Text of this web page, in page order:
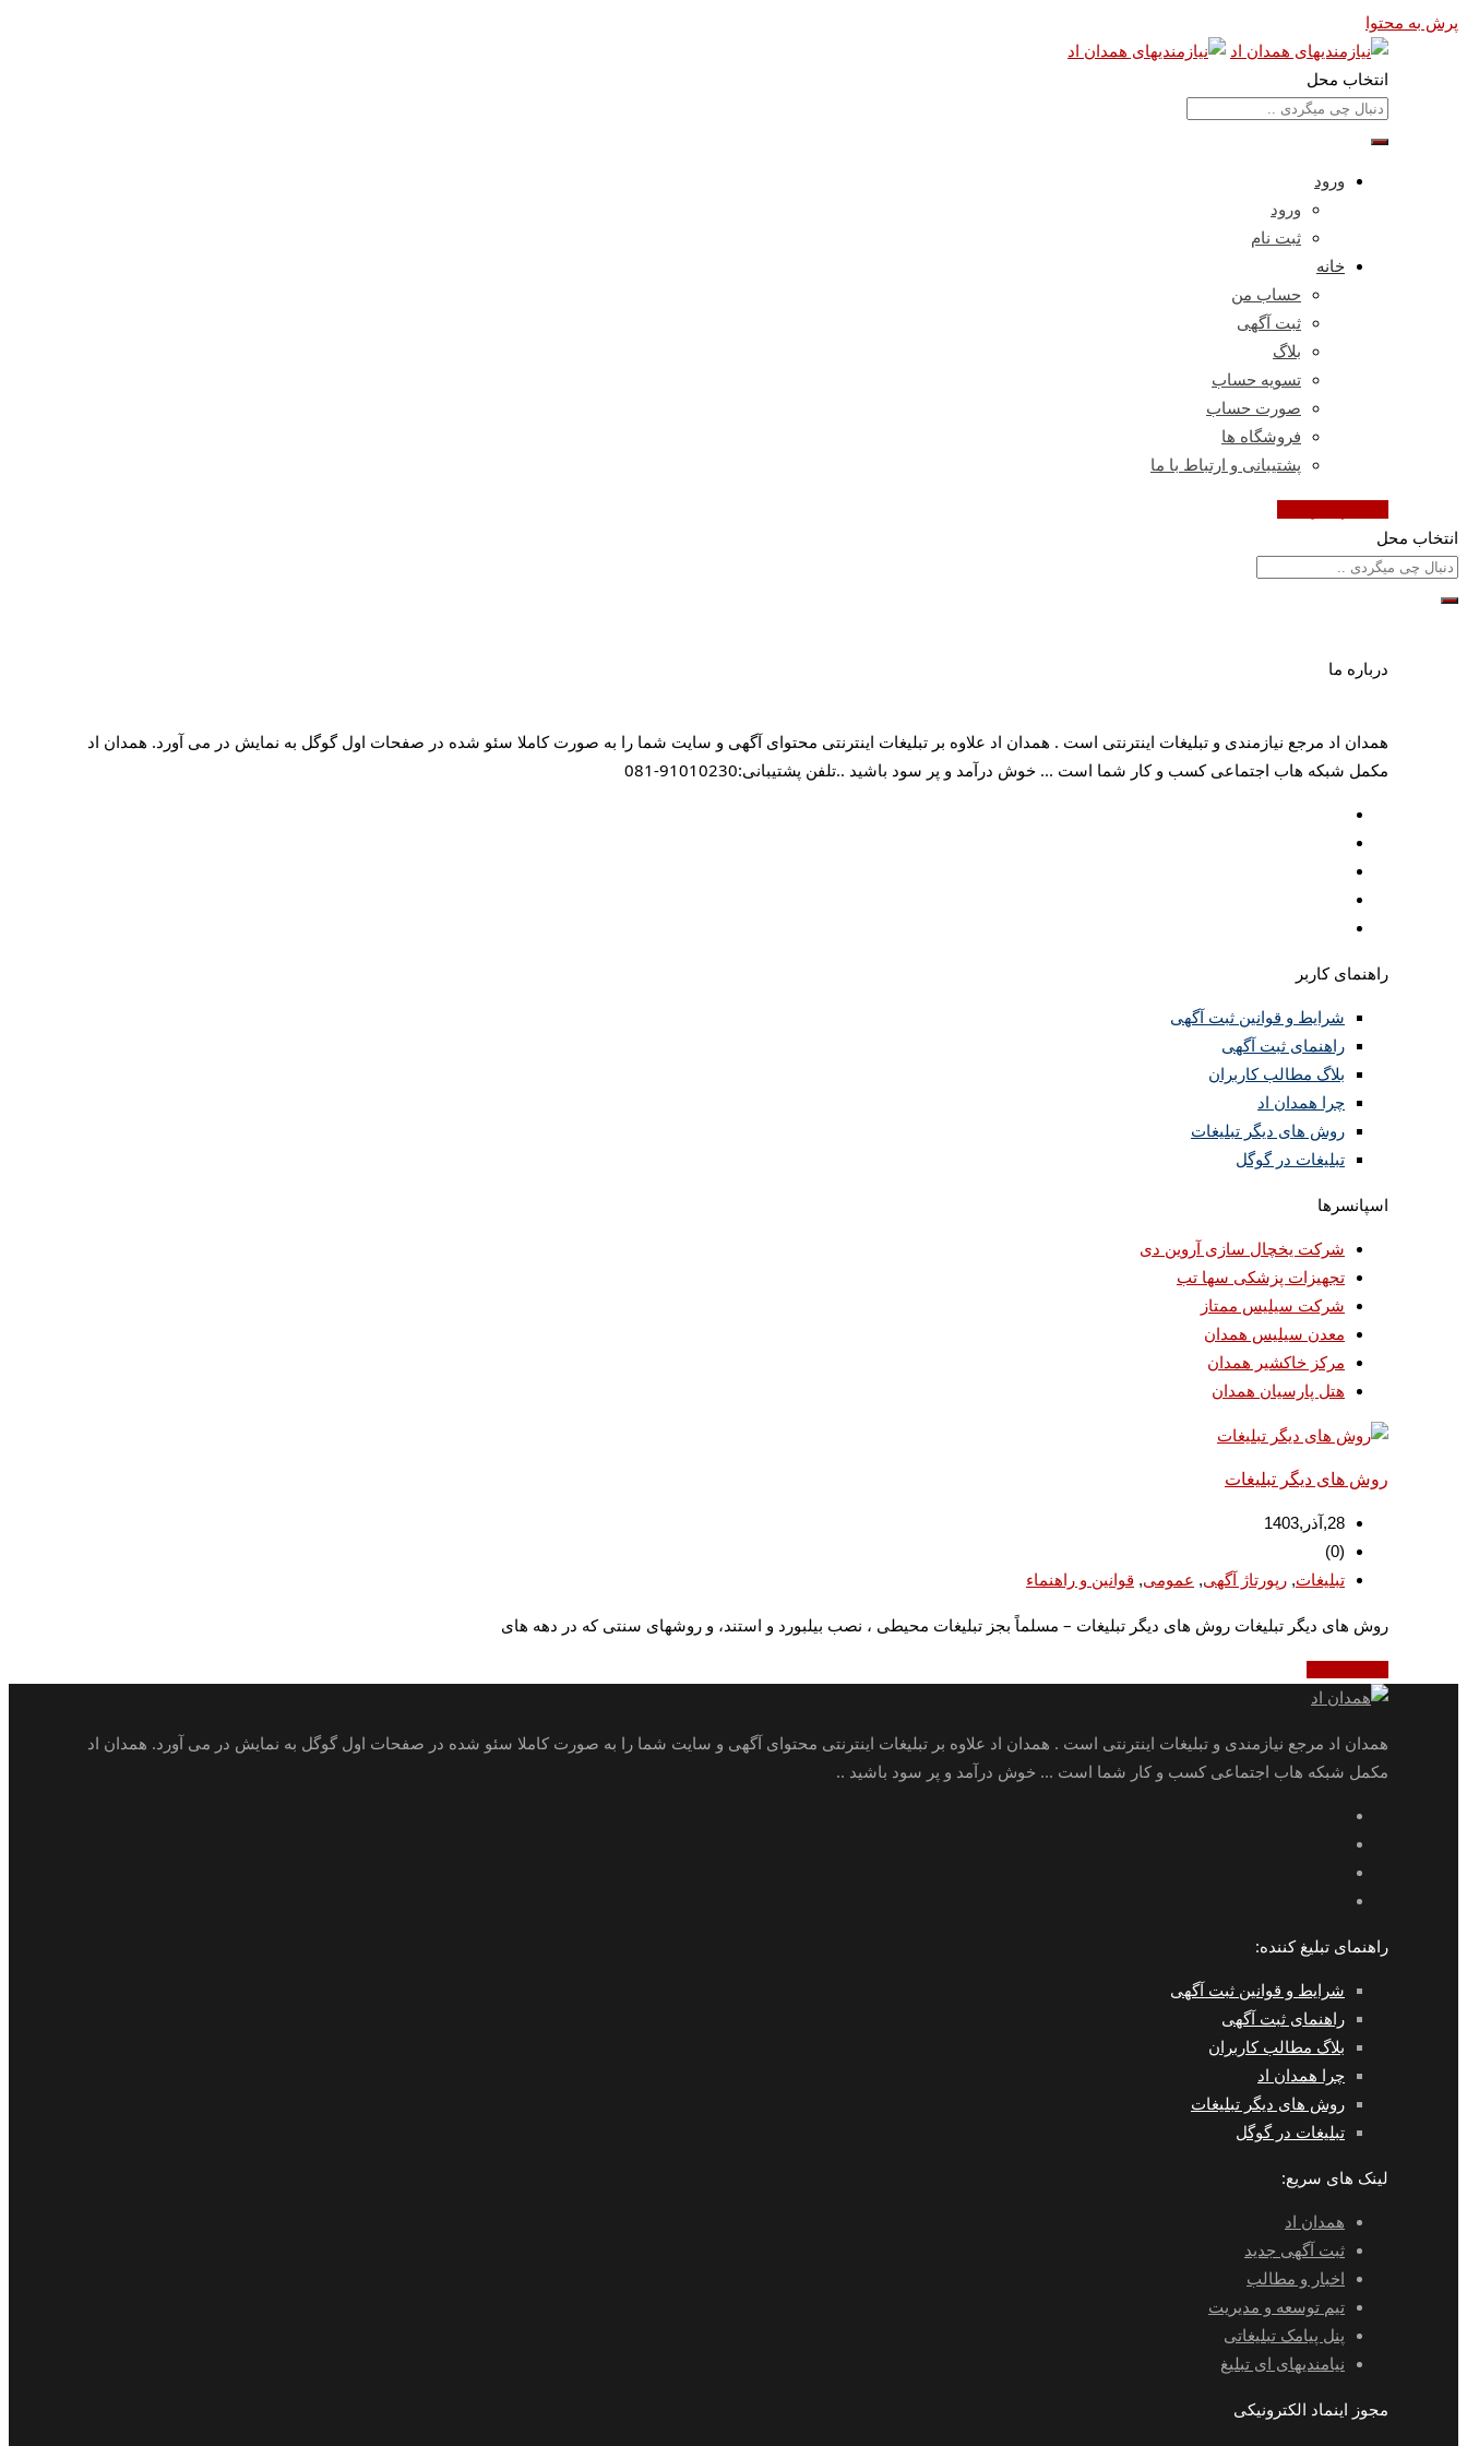
پرش به محتوا
انتخاب محل
ورود
ورود
ثبت نام
خانه
حساب من
ثبت آگهی
بلاگ
تسویه حساب
صورت حساب
فروشگاه ها
پشتیبانی و ارتباط با ما
انتخاب محل
درباره ما
همدان اد مرجع نیازمندی و تبلیغات اینترنتی است . همدان اد علاوه بر تبلیغات اینترنتی محتوای آگهی و سایت شما را به صورت کاملا سئو شده در صفحات اول گوگل به نمایش در می آورد. همدان اد
مکمل شبکه هاب اجتماعی کسب و کار شما است ... خوش درآمد و پر سود باشید ..تلفن پشتیبانی:91010230-081
راهنمای کاربر
شرایط و قوانین ثبت آگهی
راهنمای ثبت آگهی
بلاگ مطالب کاربران
چرا همدان اد
روش های دیگر تبلیغات
تبلیغات در گوگل
اسپانسرها
شرکت یخچال سازی آروین دی
تجهیزات پزشکی سها تب
شرکت سیلیس ممتاز
معدن سیلیس همدان
مرکز خاکشیر همدان
هتل پارسیان همدان
روش های دیگر تبلیغات
28,آذر,1403
(0)
تبلیغات, رپورتاژ آگهی, عمومی, قوانین و راهنماء
روش های دیگر تبلیغات روش های دیگر تبلیغات – مسلماً بجز تبلیغات محیطی ، نصب بیلبورد و استند، و روشهای سنتی که در دهه های
همدان اد مرجع نیازمندی و تبلیغات اینترنتی است . همدان اد علاوه بر تبلیغات اینترنتی محتوای آگهی و سایت شما را به صورت کاملا سئو شده در صفحات اول گوگل به نمایش در می آورد. همدان اد
مکمل شبکه هاب اجتماعی کسب و کار شما است ... خوش درآمد و پر سود باشید ..
راهنمای تبلیغ کننده:
شرایط و قوانین ثبت آگهی
راهنمای ثبت آگهی
بلاگ مطالب کاربران
چرا همدان اد
روش های دیگر تبلیغات
تبلیغات در گوگل
لینک های سریع:
همدان اد
ثبت آگهی جدید
اخبار و مطالب
تیم توسعه و مدیریت
پنل پیامک تبلیغاتی
نیامندیهای ای تبلیغ
مجوز اینماد الکترونیکی